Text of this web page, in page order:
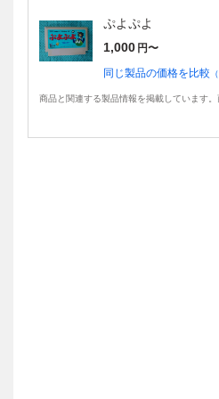
ぷよぷよ
1,000 円〜
同じ製品の価格を比較 （
商品と関連する製品情報を掲載しています